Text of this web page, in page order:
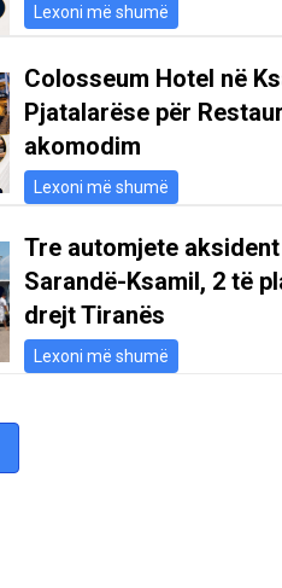
Lexoni më shumë
Colosseum Hotel në
Pjatalarëse për
akomodim
Lexoni më shumë
Tre automjete
Sarandë-Ksamil, 2 të
drejt Tiranës
Lexoni më shumë